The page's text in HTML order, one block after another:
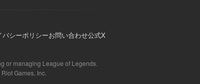
バシーポリシーお問い合わせ公式X
or managing League of Legends.
Games, Inc.